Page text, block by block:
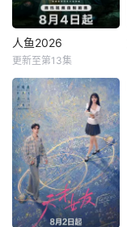
人鱼2026
更新至第13集